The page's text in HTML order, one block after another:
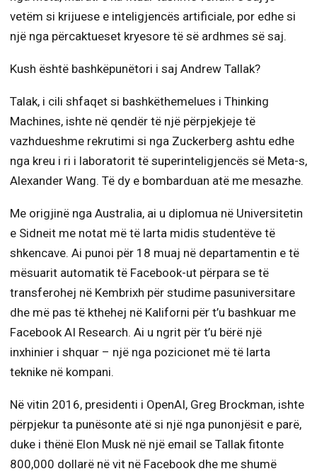
vetëm si krijuese e inteligjencës artificiale, por edhe si
një nga përcaktueset kryesore të së ardhmes së saj.
Kush është bashkëpunëtori i saj Andrew Tallak?
Talak, i cili shfaqet si bashkëthemelues i Thinking
Machines, ishte në qendër të një përpjekjeje të
vazhdueshme rekrutimi si nga Zuckerberg ashtu edhe
nga kreu i ri i laboratorit të superinteligjencës së Meta-s,
Alexander Wang. Të dy e bombarduan atë me mesazhe.
Me origjinë nga Australia, ai u diplomua në Universitetin
e Sidneit me notat më të larta midis studentëve të
shkencave. Ai punoi për 18 muaj në departamentin e të
mësuarit automatik të Facebook-ut përpara se të
transferohej në Kembrixh për studime pasuniversitare
dhe më pas të kthehej në Kaliforni për t’u bashkuar me
Facebook AI Research. Ai u ngrit për t’u bërë një
inxhinier i shquar – një nga pozicionet më të larta
teknike në kompani.
Në vitin 2016, presidenti i OpenAI, Greg Brockman, ishte
përpjekur ta punësonte atë si një nga punonjësit e parë,
duke i thënë Elon Musk në një email se Tallak fitonte
800,000 dollarë në vit në Facebook dhe me shumë